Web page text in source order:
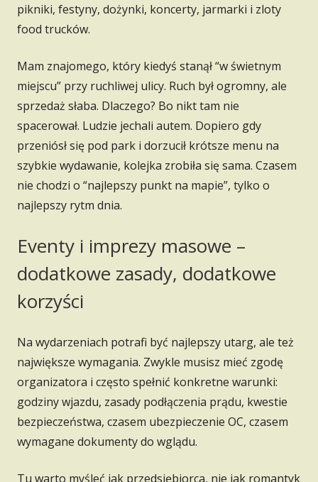
pikniki, festyny, dożynki, koncerty, jarmarki i zloty
food trucków.
Mam znajomego, który kiedyś stanął “w świetnym
miejscu” przy ruchliwej ulicy. Ruch był ogromny, ale
sprzedaż słaba. Dlaczego? Bo nikt tam nie
spacerował. Ludzie jechali autem. Dopiero gdy
przeniósł się pod park i dorzucił krótsze menu na
szybkie wydawanie, kolejka zrobiła się sama. Czasem
nie chodzi o “najlepszy punkt na mapie”, tylko o
najlepszy rytm dnia.
Eventy i imprezy masowe –
dodatkowe zasady, dodatkowe
korzyści
Na wydarzeniach potrafi być najlepszy utarg, ale też
największe wymagania. Zwykle musisz mieć zgodę
organizatora i często spełnić konkretne warunki:
godziny wjazdu, zasady podłączenia prądu, kwestie
bezpieczeństwa, czasem ubezpieczenie OC, czasem
wymagane dokumenty do wglądu.
Tu warto myśleć jak przedsiębiorca, nie jak romantyk